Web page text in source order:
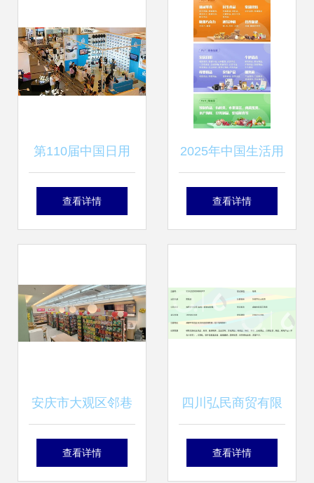
售点
第110届中国日用
百货商品交易会 探
查看详情
2025年中国生活用
纸及贴牌代加工展
查看详情
安庆市大观区邻巷
日用百货 小巷深处
查看详情
四川弘民商贸有限
责任公司 深耕日用
查看详情